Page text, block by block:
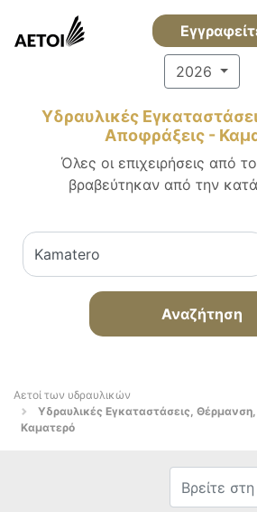
2026
Υδραυλικές
Αποφράξεις -
Όλες οι επιχειρήσεις από
βραβεύτηκαν από την
Αναζήτηση
Αετοί των υδραυλικών
Υδραυλικές Εγκαταστάσεις,
Καματερό